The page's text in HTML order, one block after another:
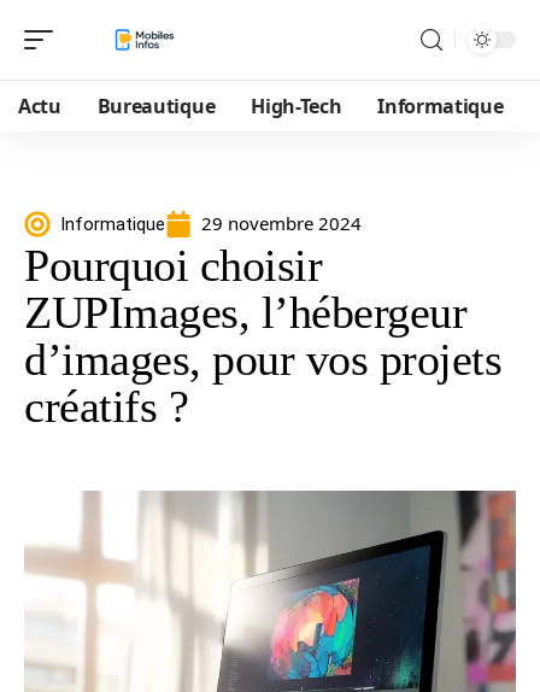
Actu Bureautique High-Tech Informatique
Informatique 29 novembre 2024
Pourquoi choisir
ZUPImages, l’hébergeur
d’images, pour vos projets
créatifs ?